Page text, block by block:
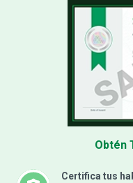
Certifica tus
Obtén